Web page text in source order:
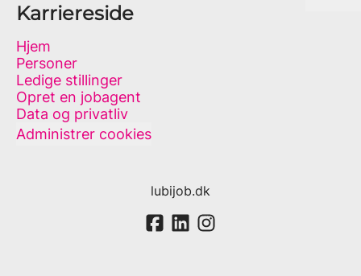
Karriereside
Hjem
Personer
Ledige stillinger
Opret en jobagent
Data og privatliv
Administrer cookies
lubijob.dk